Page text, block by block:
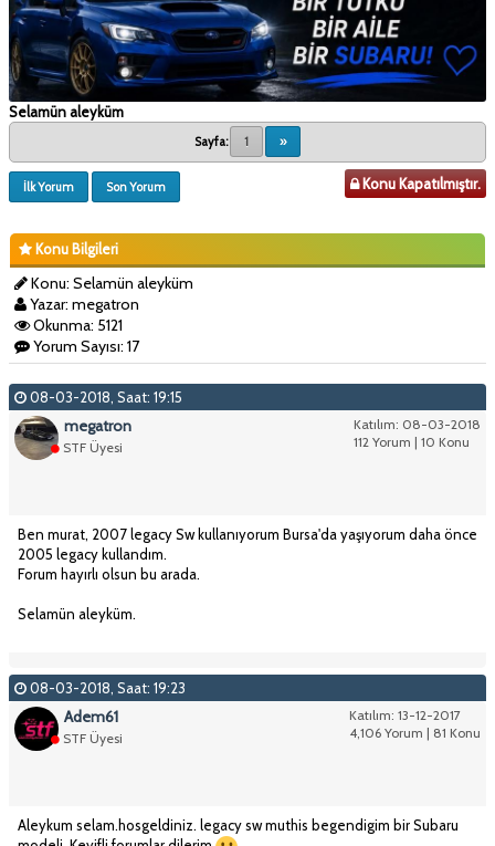
Selamün aleyküm
Sayfa: 1 »
İlk Yorum Son Yorum Konu Kapatılmıştır.
Konu Bilgileri
Konu: Selamün aleyküm
Yazar: megatron
Okunma: 5121
Yorum Sayısı: 17
08-03-2018, Saat: 19:15
Katılım: 08-03-2018
112 Yorum | 10 Konu
megatron
STF Üyesi
Ben murat, 2007 legacy Sw kullanıyorum Bursa'da yaşıyorum daha önce
2005 legacy kullandım.
Forum hayırlı olsun bu arada.
Selamün aleyküm.
08-03-2018, Saat: 19:23
Katılım: 13-12-2017
4,106 Yorum | 81 Konu
Adem61
STF Üyesi
Aleykum selam.hosgeldiniz. legacy sw muthis begendigim bir Subaru